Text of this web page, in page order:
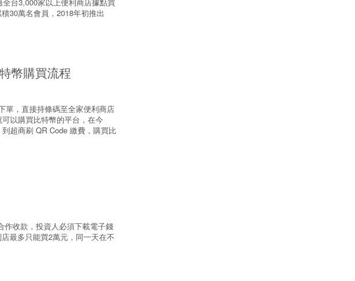
30萬名會員，2018年初推出
幣購買流程
單，直接持條碼至全家便利商店
以購買比特幣的平台，在今
超商刷 QR Code 繳費，購買比
作收款，投資人必須下載電子錢
最多只能買2萬元，同一天在不